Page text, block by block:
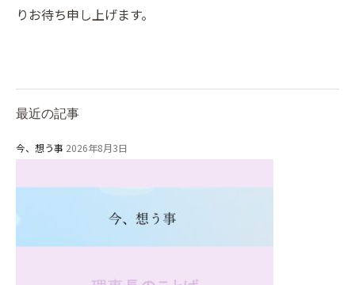
りお待ち申し上げます。
最近の記事
今、想う事 2026年8月3日